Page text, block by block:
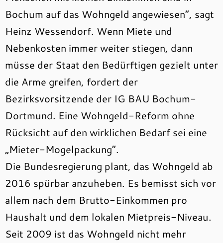
Bochum auf das Wohngeld angewiesen“, sagt
Heinz Wessendorf. Wenn Miete und
Nebenkosten immer weiter stiegen, dann
müsse der Staat den Bedürftigen gezielt unter
die Arme greifen, fordert der
Bezirksvorsitzende der IG BAU Bochum-
Dortmund. Eine Wohngeld-Reform ohne
Rücksicht auf den wirklichen Bedarf sei eine
„Mieter-Mogelpackung“.
Die Bundesregierung plant, das Wohngeld ab
2016 spürbar anzuheben. Es bemisst sich vor
allem nach dem Brutto-Einkommen pro
Haushalt und dem lokalen Mietpreis-Niveau.
Seit 2009 ist das Wohngeld nicht mehr